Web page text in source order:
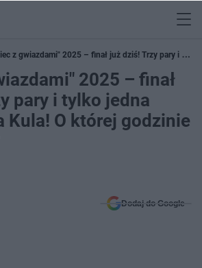
z gwiazdami" 2025 – finał już dziś! Trzy pary i tylko
której godzinie transmisja?2025 – finał
pary i tylko jedna
Kula! O której godzinie
Dodaj do Google